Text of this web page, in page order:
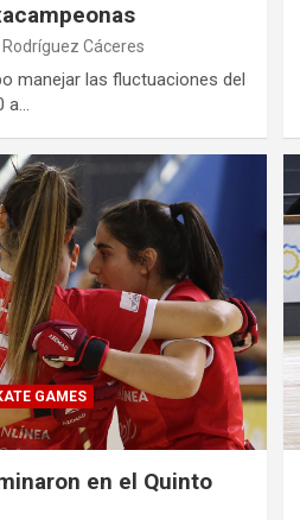
Cáceres
manejar las fluctuaciones del
a…
GAMES
en el Quinto